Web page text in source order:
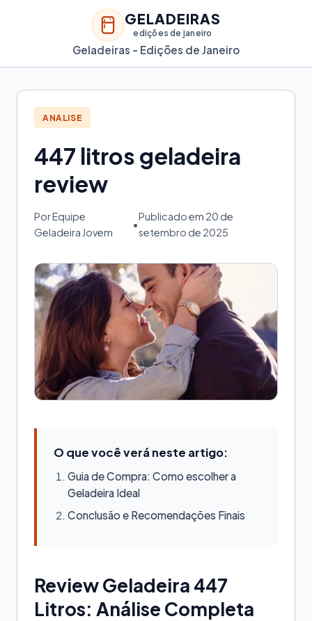
GELADEIRAS
edições de janeiro
Geladeiras - Edições de Janeiro
ANALISE
447 litros geladeira
review
Por Equipe
Geladeira Jovem
•
Publicado em 20 de
setembro de 2025
O que você verá neste artigo:
Guia de Compra: Como escolher a
Geladeira Ideal
Conclusão e Recomendações Finais
Review Geladeira 447
Litros: Análise Completa